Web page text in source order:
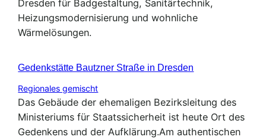
Dresden für Badgestaltung, Sanitärtechnik,
Heizungsmodernisierung und wohnliche
Wärmelösungen.
Gedenkstätte Bautzner Straße in Dresden
Regionales gemischt
Das Gebäude der ehemaligen Bezirksleitung des
Ministeriums für Staatssicherheit ist heute Ort des
Gedenkens und der Aufklärung.Am authentischen